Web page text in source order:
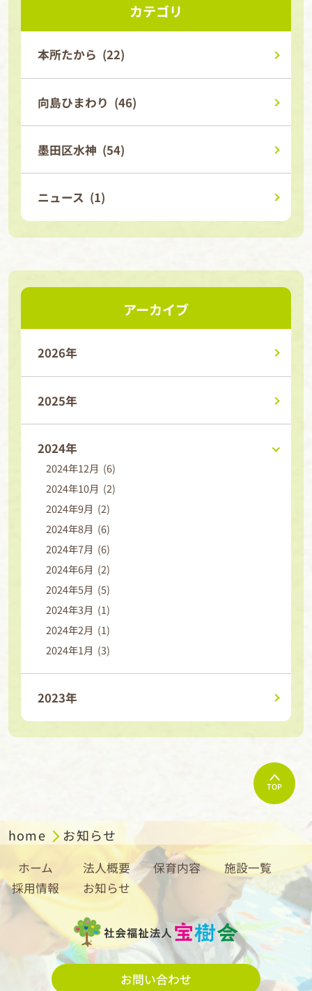
カテゴリ
本所たから (22)
向島ひまわり (46)
墨田区水神 (54)
ニュース (1)
アーカイブ
2026年
2025年
2024年
2024年12月 (6)
2024年10月 (2)
2024年9月 (2)
2024年8月 (6)
2024年7月 (6)
2024年6月 (2)
2024年5月 (5)
2024年3月 (1)
2024年2月 (1)
2024年1月 (3)
2023年
TOP
home お知らせ
ホーム 法人概要 保育内容
施設一覧
採用情報
お知らせ
お問い合わせ